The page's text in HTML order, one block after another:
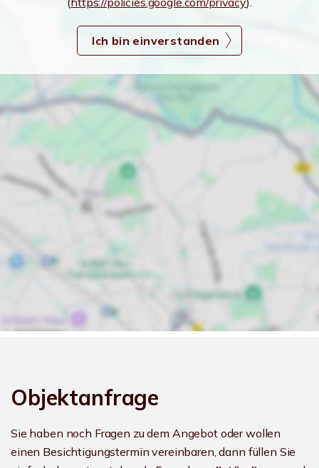
Ich bin einverstanden
Objektanfrage
Sie haben noch Fragen zu dem Angebot oder wollen
einen Besichtigungstermin vereinbaren, dann füllen Sie